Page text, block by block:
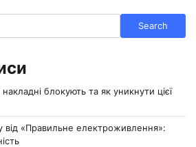
Search
блокують та як уникнути цієї
від «Правильне електроживлення»: